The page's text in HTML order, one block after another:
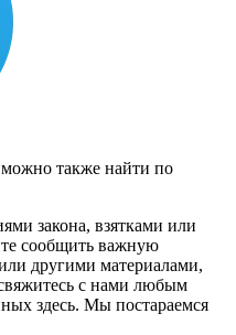
также найти по
закона, взятками или
сообщить важную
другими материалами,
с нами любым
здесь. Мы постараемся